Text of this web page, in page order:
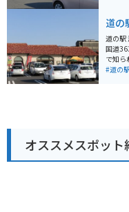
の味を
のパ
マチテ
の観光
また
さな子供
ので
ンやお
レンコ
わえな
レンコ
もぴっ
ンソフ
旬の
に最
ト情報
やつを
道の
道の駅
国道
で知られ
地元の
産の
もおす
#道の
オススメスポット